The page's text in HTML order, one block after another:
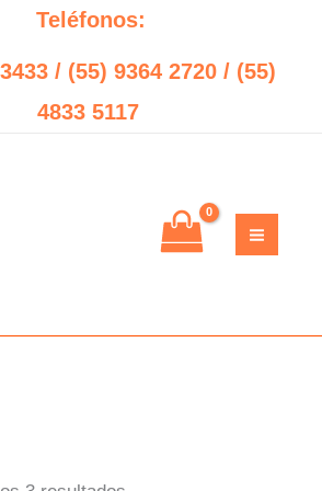
Teléfonos:
/ (55) 9364 2720 / (55)
4833 5117
by
low
to
high